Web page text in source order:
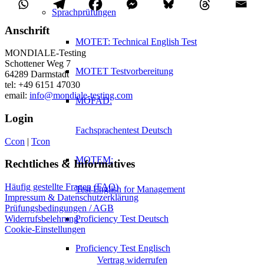
Sprachprüfungen
MOTET: Technical English Test
MOTET Testvorbereitung
MOFAD:
Fachsprachentest Deutsch
MOTEM:
Test English for Management
Proficiency Test Deutsch
Proficiency Test Englisch
Anschrift
MONDIALE-Testing
Schottener Weg 7
64289 Darmstadt
tel: +49 6151 47030
email: info@mondiale-testing.com
Login
Ccon | Tcon
Rechtliches & Informatives
Häufig gestellte Fragen (FAQ)
Impressum & Datenschutzerklärung
Prüfungsbedingungen / AGB
Widerrufsbelehrung
Cookie-Einstellungen
Vertrag widerrufen